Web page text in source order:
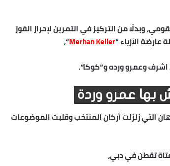
وبدلًا من التركيز في التمرين لإحراز الفوز
Merhan Keller“،
اشرف وعمرو وردهو”كوكا”.
بها عمرو وردة
التي زلزلت أركان المنتخب وقلبت الموضوعات
تقطن في دبي،